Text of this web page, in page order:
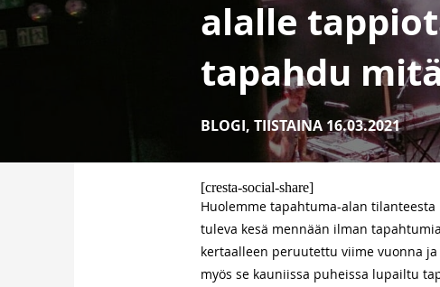
alalle
tapahdu
BLOGI, TIISTAINA 16.03.2021
[cresta-social-share]
Huolemme tapahtuma-alan
tuleva kesä mennään ilman
kertaalleen peruutettu viime vuonna
myös se kauniissa puheissa lupailtu